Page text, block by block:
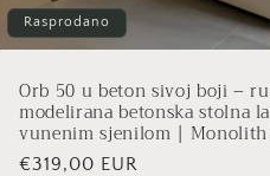
Rasprodano
Orb 50 u beton sivoj boji –
modelirana betonska stolna
vunenim sjenilom |
Redovna
€319,00 EUR